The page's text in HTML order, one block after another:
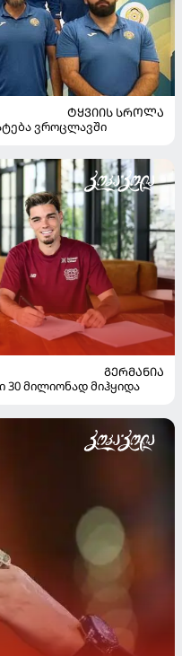
ᲢᲧᲕᲘᲘᲡ ᲡᲠᲝᲚᲐ
ვროცლავში
ᲒᲔᲠᲛᲐᲜᲘᲐ
30 მილიონად მიჰყიდა